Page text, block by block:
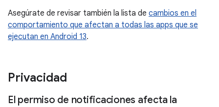
Asegúrate de revisar también la lista de cambios en el
comportamiento que afectan a todas las apps que se
ejecutan en Android 13.
Privacidad
El permiso de notificaciones afecta la